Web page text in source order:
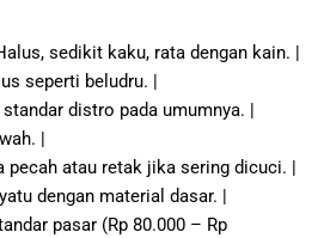
sedikit kaku, rata dengan kain. |
seperti beludru. |
standar distro pada umumnya. |
|
pecah atau retak jika sering dicuci. |
dengan material dasar. |
pasar (Rp 80.000 – Rp